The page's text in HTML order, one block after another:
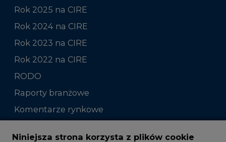
Rok 2025 na CIRE
Rok 2024 na CIRE
Rok 2023 na CIRE
Rok 2022 na CIRE
RODO
Raporty branżowe
Komentarze rynkowe
Zmiany kadrowe na rynku
Niniejsza strona korzysta z plików cookie